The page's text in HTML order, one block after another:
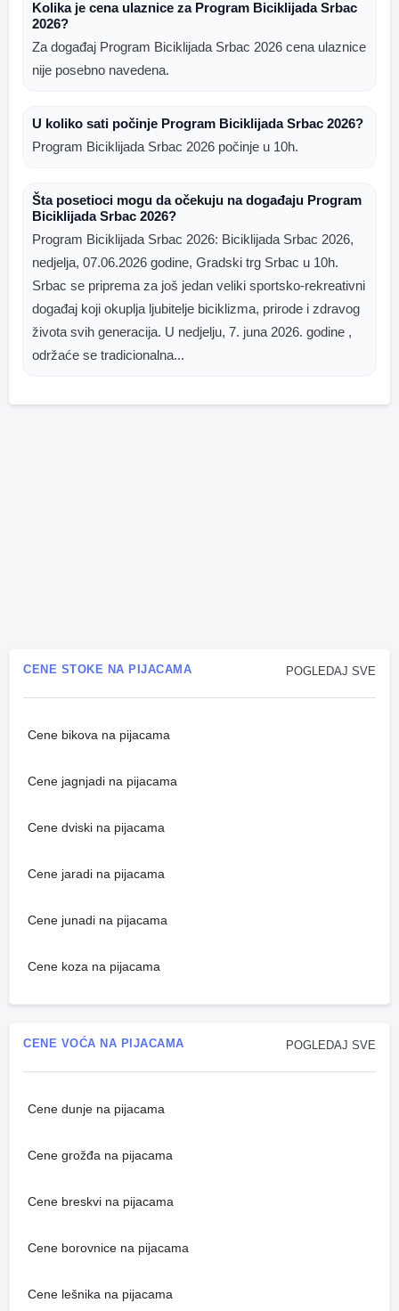
Kolika je cena ulaznice za Program Biciklijada Srbac
2026?
Za događaj Program Biciklijada Srbac 2026 cena ulaznice
nije posebno navedena.
U koliko sati počinje Program Biciklijada Srbac 2026?
Program Biciklijada Srbac 2026 počinje u 10h.
Šta posetioci mogu da očekuju na događaju Program
Biciklijada Srbac 2026?
Program Biciklijada Srbac 2026: Biciklijada Srbac 2026,
nedjelja, 07.06.2026 godine, Gradski trg Srbac u 10h.
Srbac se priprema za još jedan veliki sportsko-rekreativni
događaj koji okuplja ljubitelje biciklizma, prirode i zdravog
života svih generacija. U nedjelju, 7. juna 2026. godine ,
održaće se tradicionalna...
POGLEDAJ SVE
CENE STOKE NA PIJACAMA
Cene bikova na pijacama
Cene jagnjadi na pijacama
Cene dviski na pijacama
Cene jaradi na pijacama
Cene junadi na pijacama
Cene koza na pijacama
POGLEDAJ SVE
CENE VOĆA NA PIJACAMA
Cene dunje na pijacama
Cene grožđa na pijacama
Cene breskvi na pijacama
Cene borovnice na pijacama
Cene lešnika na pijacama